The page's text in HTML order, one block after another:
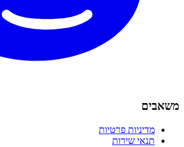
משאבים
מדיניות פרטיות
תנאי שירות